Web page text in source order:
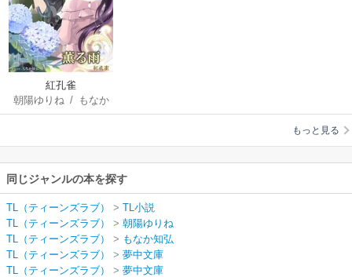
紅孔雀
朝陽ゆりね / もなか
知弘
もっと見る
同じジャンルの本を探す
TL（ティーンズラブ） > TL小説
TL（ティーンズラブ）
> 朝陽ゆりね
TL（ティーンズラブ）
> もなか知弘
TL（ティーンズラブ）
> 夢中文庫
TL（ティーンズラブ）
> 夢中文庫